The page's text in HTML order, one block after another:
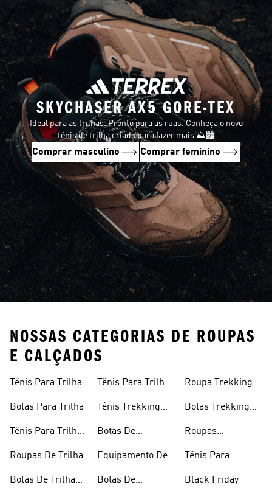
SKYCHASER AX5 GORE-TEX
Ideal para as trilhas. Pronto para as ruas. Conheça o novo
tênis de trilha criado para fazer mais ⛰️🏙️
Comprar masculino Comprar feminino
NOSSAS CATEGORIAS DE ROUPAS
E CALÇADOS
Tênis Para Trilha
Botas Para Trilha
Tênis Para Trilha
Roupas De Trilha
Botas De Trilha
Tênis Para Trilha
Tênis Trekking
Botas De
Femininas
Equipamento De
Botas De
Roupa Trekking
Botas Trekking
Roupas
Trilha
Tênis Para
Trekking
Black Friday